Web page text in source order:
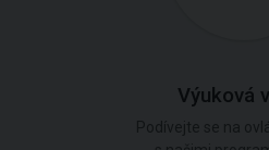
Výuková